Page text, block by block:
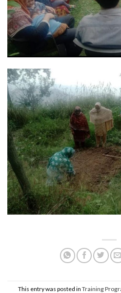
This entry was posted in Training